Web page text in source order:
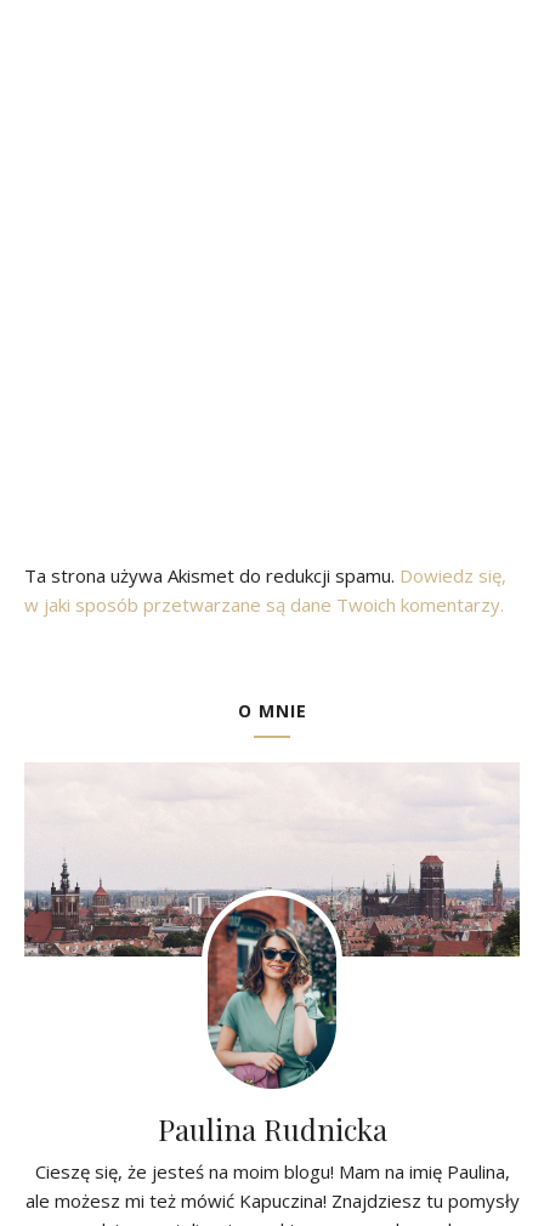
Ta strona używa Akismet do redukcji spamu. Dowiedz się,
w jaki sposób przetwarzane są dane Twoich komentarzy.
O MNIE
Paulina Rudnicka
Cieszę się, że jesteś na moim blogu! Mam na imię Paulina,
ale możesz mi też mówić Kapuczina! Znajdziesz tu pomysły